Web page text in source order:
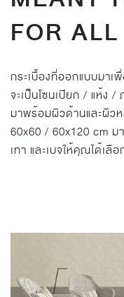
FOR ALL
กระเบื้องที่ออกแบบมาเ
จะเป็นโซนเปียก / แห้ง
มาพร้อมผิวด้านและผิว
60x60 / 60x120 cm ม
เทา และเบจให้คุณได้เลื